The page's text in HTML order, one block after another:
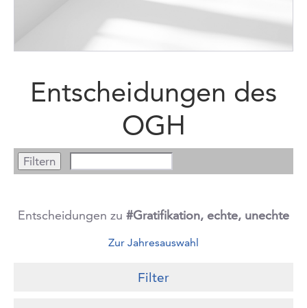
Entscheidungen des
OGH
Entscheidungen zu #Gratifikation, echte, unechte
Zur Jahresauswahl
Filter